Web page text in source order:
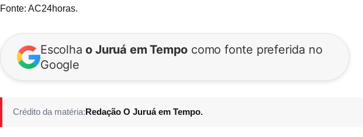
Fonte: AC24horas.
Escolhao Juruá em Tempo como fonte preferida no
Google
Crédito da matéria: Redação O Juruá em Tempo.